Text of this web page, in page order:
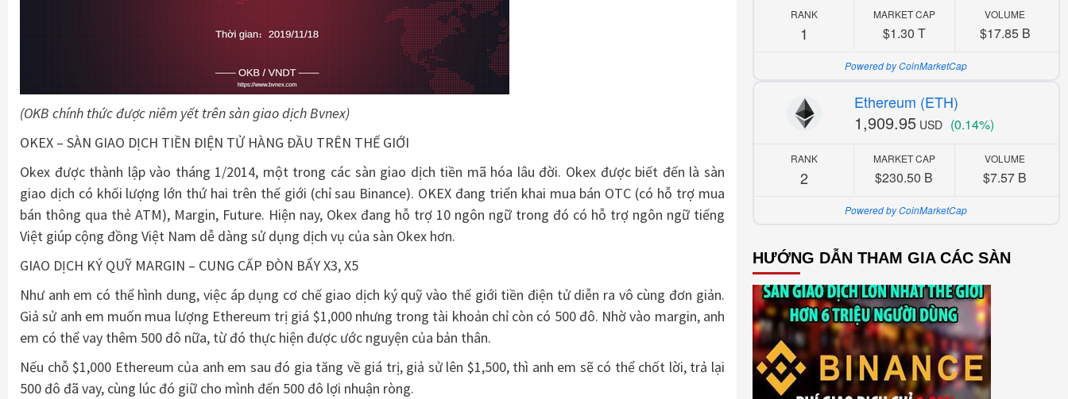
(OKB chính thức được niêm yết trên sàn giao dịch Bvnex)
OKEX – SÀN GIAO DỊCH TIỀN ĐIỆN TỬ HÀNG ĐẦU TRÊN THẾ GIỚI
Okex được thành lập vào tháng 1/2014, một trong các sàn giao dịch tiền mã hóa lâu đời. Okex được biết đến là sàn
giao dịch có khối lượng lớn thứ hai trên thế giới (chỉ sau Binance). OKEX đang triển khai mua bán OTC (có hỗ trợ mua
bán thông qua thẻ ATM), Margin, Future. Hiện nay, Okex đang hỗ trợ 10 ngôn ngữ trong đó có hỗ trợ ngôn ngữ tiếng
Việt giúp cộng đồng Việt Nam dễ dàng sử dụng dịch vụ của sàn Okex hơn.
GIAO DỊCH KÝ QUỸ MARGIN – CUNG CẤP ĐÒN BẨY X3, X5
Như anh em có thể hình dung, việc áp dụng cơ chế giao dịch ký quỹ vào thế giới tiền điện tử diễn ra vô cùng đơn giản.
Giả sử anh em muốn mua lượng Ethereum trị giá $1,000 nhưng trong tài khoản chỉ còn có 500 đô. Nhờ vào margin, anh
em có thể vay thêm 500 đô nữa, từ đó thực hiện được ước nguyện của bản thân.
Nếu chỗ $1,000 Ethereum của anh em sau đó gia tăng về giá trị, giả sử lên $1,500, thì anh em sẽ có thể chốt lời, trả lại
500 đô đã vay, cùng lúc đó giữ cho mình đến 500 đô lợi nhuận ròng.
RANK
1
MARKET CAP
$1.30 T
VOLUME
$17.85 B
Powered by CoinMarketCap
Ethereum (ETH)
1,909.95 USD (0.14%)
RANK
2
MARKET CAP
$230.50 B
VOLUME
$7.57 B
Powered by CoinMarketCap
HƯỚNG DẪN THAM GIA CÁC SÀN